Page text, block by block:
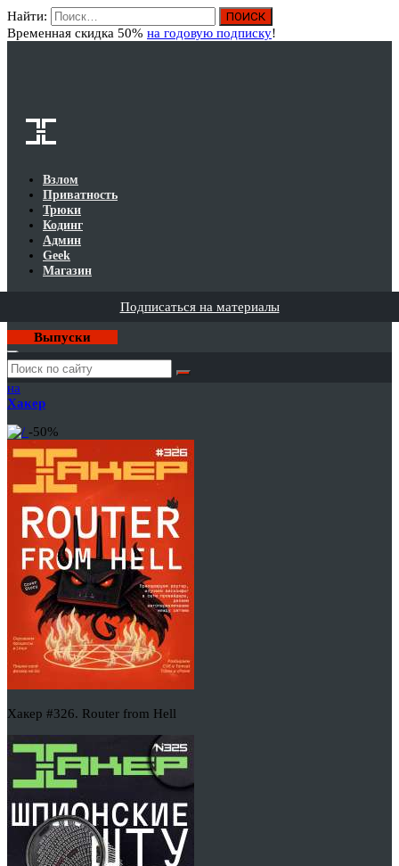
Найти:
Временная скидка 50% на годовую подписку!
Взлом
Приватность
Трюки
Кодинг
Админ
Geek
Магазин
Подписаться на материалы
Выпуски
Годовая
подписка
на
Хакер
-50%
Хакер #326. Router from Hell